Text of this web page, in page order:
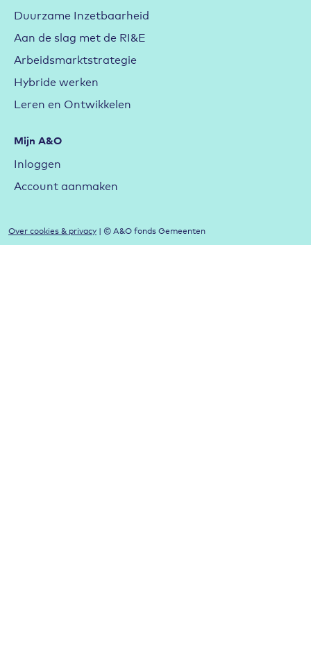
Duurzame Inzetbaarheid
Aan de slag met de RI&E
Arbeidsmarktstrategie
Hybride werken
Leren en Ontwikkelen
Mijn A&O
Inloggen
Account aanmaken
Over cookies & privacy | © A&O fonds Gemeenten